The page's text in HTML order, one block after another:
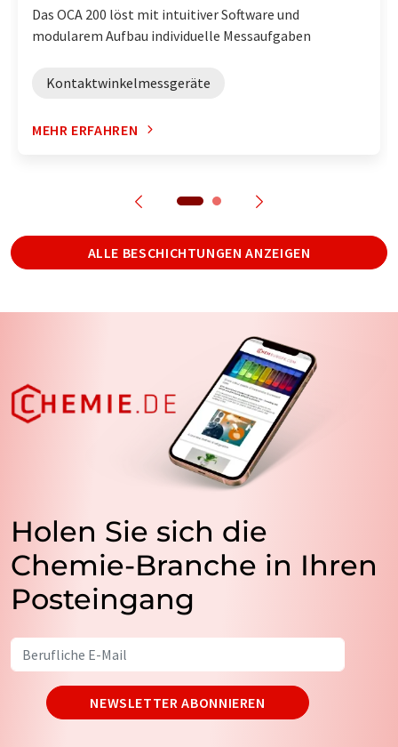
Das OCA 200 löst mit intuitiver Software und
modularem Aufbau individuelle Messaufgaben
Kontaktwinkelmessgeräte
MEHR ERFAHREN
ALLE BESCHICHTUNGEN ANZEIGEN
Holen Sie sich die
Chemie-Branche in Ihren
Posteingang
NEWSLETTER ABONNIEREN